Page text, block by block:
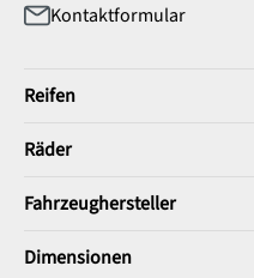
Kontaktformular
Reifen
Räder
Fahrzeughersteller
Dimensionen